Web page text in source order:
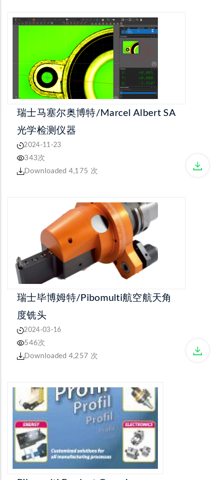
瑞士马塞尔奥博特/Marcel Albert SA
光学检测仪器
2024-11-23
343次
Downloaded 4,175 次
瑞士毕博姆特/Pibomulti航空航天角
度铣头
2024-03-16
546次
Downloaded 4,257 次